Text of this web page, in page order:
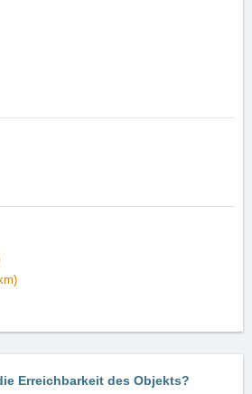
Erreichbarkeit des Objekts?